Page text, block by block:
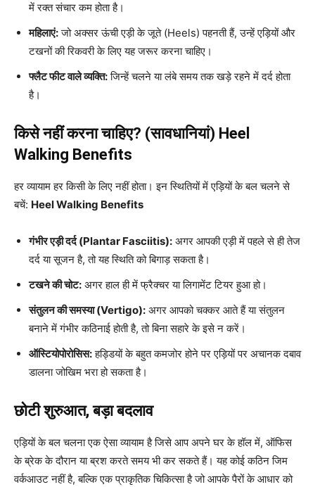
में रक्त संचार कम होता है।
महिलाएं:जो अक्सर ऊंची एड़ी के जूते (Heels) पहनती हैं, उन्हें एड़ियों और
टखनों की रिकवरी के लिए यह जरूर करना चाहिए।
फ्लैट फीट वाले व्यक्ति:जिन्हें चलने या लंबे समय तक खड़े रहने में दर्द होता
है।
किसे नहीं करना चाहिए? (सावधानियां) Heel
Walking Benefits
हर व्यायाम हर किसी के लिए नहीं होता। इन स्थितियों में एड़ियों के बल चलने से
बचें: Heel Walking Benefits
गंभीर एड़ी दर्द (Plantar Fasciitis): अगर आपकी एड़ी में पहले से ही तेज
दर्द या सूजन है, तो यह स्थिति को बिगाड़ सकता है।
टखने की चोट: अगर हाल ही में फ्रैक्चर या लिगामेंट टियर हुआ हो।
संतुलन की समस्या (Vertigo): अगर आपको चक्कर आते हैं या संतुलन
बनाने में गंभीर कठिनाई होती है, तो बिना सहारे के इसे न करें।
ऑस्टियोपोरोसिस:हड्डियों के बहुत कमजोर होने पर एड़ियों पर अचानक दबाव
डालना जोखिम भरा हो सकता है।
छोटी शुरुआत, बड़ा बदलाव
एड़ियों के बल चलना एक ऐसा व्यायाम है जिसे आप अपने घर के हॉल में, ऑफिस
के ब्रेक के दौरान या ब्रश करते समय भी कर सकते हैं। यह कोई कठिन जिम
वर्कआउट नहीं है, बल्कि एक प्राकृतिक चिकित्सा है जो आपके पैरों के आधार को